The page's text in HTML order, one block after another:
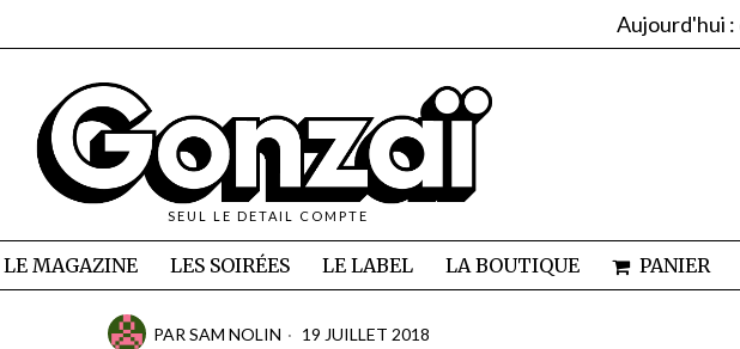
Aujourd'hui :
SEUL LE DETAIL COMPTE
LE MAGAZINE LES SOIRÉES LE LABEL LA BOUTIQUE PANIER
PAR SAM NOLIN 19 JUILLET 2018